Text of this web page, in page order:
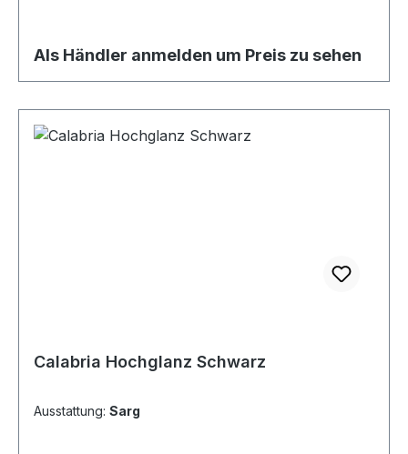
Als Händler anmelden um Preis zu sehen
Calabria Hochglanz Schwarz
Ausstattung: Sarg